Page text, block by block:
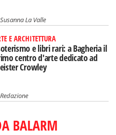
Susanna La Valle
E ARCHITETTURA
e libri rari: a Bagheria il
centro d'arte dedicato ad
Crowley
Redazione
BALARM